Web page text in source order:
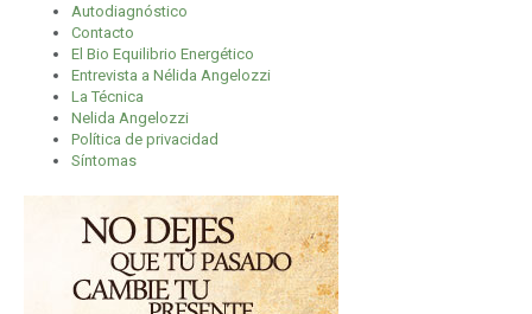
Autodiagnóstico
Contacto
El Bio Equilibrio Energético
Entrevista a Nélida Angelozzi
La Técnica
Nelida Angelozzi
Política de privacidad
Síntomas